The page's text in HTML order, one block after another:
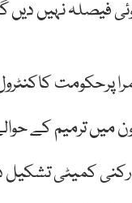
نہیں دیں
پرحکومت
میں ترمیم کے
رکنی کمیٹی